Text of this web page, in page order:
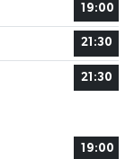
19:00
21:30
21:30
19:00